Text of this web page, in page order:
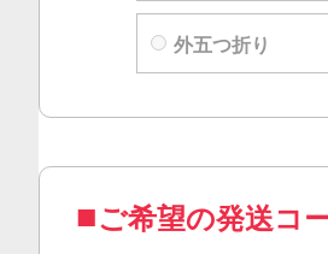
外五つ折り
ご希望の発送コ